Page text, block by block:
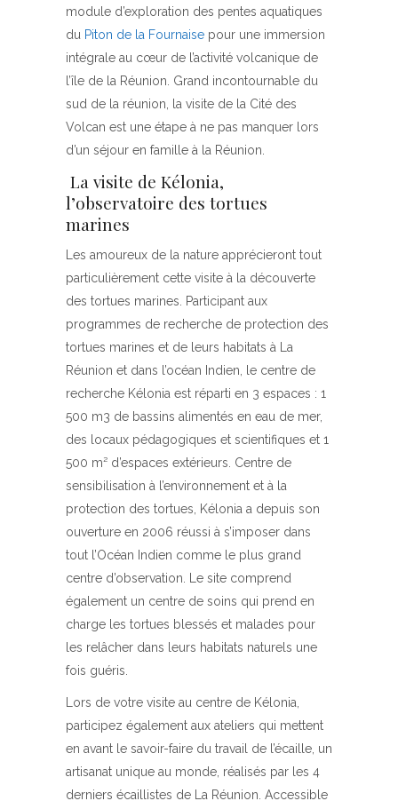
module d’exploration des pentes aquatiques
du Piton de la Fournaise pour une immersion
intégrale au cœur de l’activité volcanique de
l’île de la Réunion. Grand incontournable du
sud de la réunion, la visite de la Cité des
Volcan est une étape à ne pas manquer lors
d’un séjour en famille à la Réunion.
La visite de Kélonia,
l’observatoire des tortues
marines
Les amoureux de la nature apprécieront tout
particulièrement cette visite à la découverte
des tortues marines. Participant aux
programmes de recherche de protection des
tortues marines et de leurs habitats à La
Réunion et dans l’océan Indien, le centre de
recherche Kélonia est réparti en 3 espaces : 1
500 m3 de bassins alimentés en eau de mer,
des locaux pédagogiques et scientifiques et 1
500 m² d’espaces extérieurs. Centre de
sensibilisation à l’environnement et à la
protection des tortues, Kélonia a depuis son
ouverture en 2006 réussi à s’imposer dans
tout l’Océan Indien comme le plus grand
centre d’observation. Le site comprend
également un centre de soins qui prend en
charge les tortues blessés et malades pour
les relâcher dans leurs habitats naturels une
fois guéris.
Lors de votre visite au centre de Kélonia,
participez également aux ateliers qui mettent
en avant le savoir-faire du travail de l’écaille, un
artisanat unique au monde, réalisés par les 4
derniers écaillistes de La Réunion. Accessible